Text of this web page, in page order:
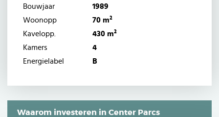
Bouwjaar
1989
Woonopp
70 m²
Kavelopp.
430 m²
Kamers
4
Energielabel
B
Waarom investeren in Center Parcs